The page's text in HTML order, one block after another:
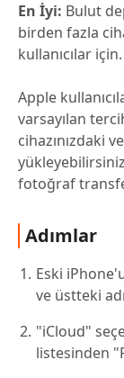
En İyi: Bulut
birden fazla
kullanıcılar için.
Apple
varsayılan
cihazınızdaki
fotoğraf
Adımlar
Eski
ve üstteki
"iCloud"
listesinden